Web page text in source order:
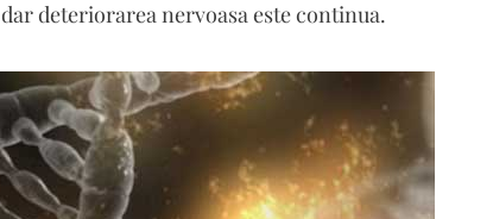
deteriorarea nervoasa este continua.